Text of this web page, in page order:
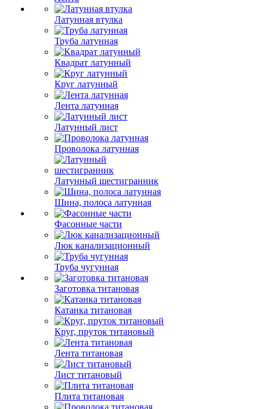
Латунная втулка
Труба латунная
Квадрат латунный
Круг латунный
Лента латунная
Латунный лист
Проволока латунная
Латунный шестигранник
Шина, полоса латунная
Фасонные части
Люк канализационный
Труба чугунная
Заготовка титановая
Катанка титановая
Круг, пруток титановый
Лента титановая
Лист титановый
Плита титановая